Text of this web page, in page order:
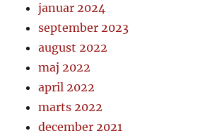
januar 2024
september 2023
august 2022
maj 2022
april 2022
marts 2022
december 2021